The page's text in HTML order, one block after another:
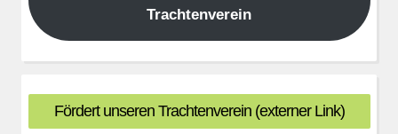
Trachtenverein
Fördert unseren Trachtenverein (externer Link)